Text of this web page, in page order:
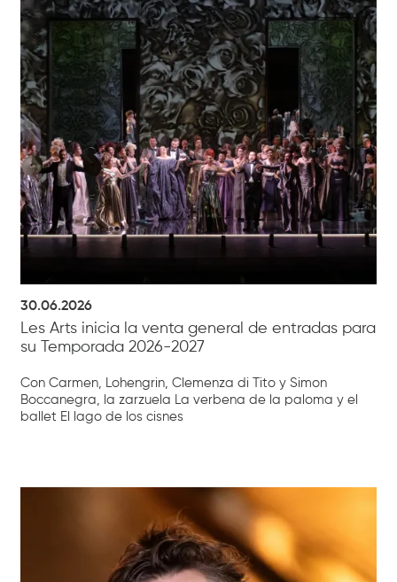
30.06.2026
Les Arts inicia la venta general de entradas para
su Temporada 2026-2027
Con Carmen, Lohengrin, Clemenza di Tito y Simon
Boccanegra, la zarzuela La verbena de la paloma y el
ballet El lago de los cisnes